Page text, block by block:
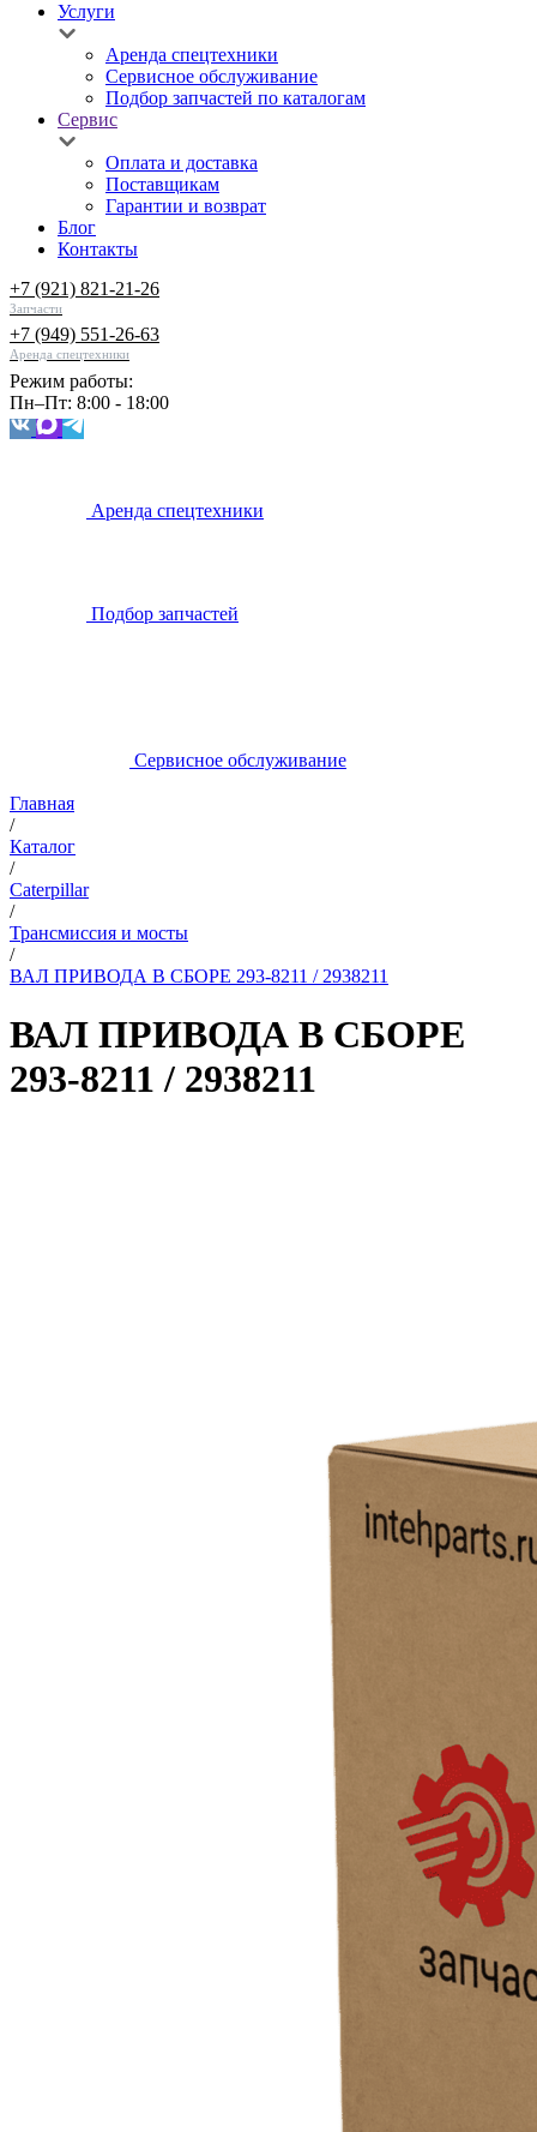
Услуги
Аренда спецтехники
Сервисное обслуживание
Подбор запчастей по каталогам
Сервис
Оплата и доставка
Поставщикам
Гарантии и возврат
Блог
Контакты
+7 (921) 821-21-26
Запчасти
+7 (949) 551-26-63
Аренда спецтехники
Режим работы:
Пн–Пт: 8:00 - 18:00
Аренда спецтехники
Подбор запчастей
Сервисное обслуживание
Главная
/
Каталог
/
Caterpillar
/
Трансмиссия и мосты
/
ВАЛ ПРИВОДА В СБОРЕ 293-8211 / 2938211
ВАЛ ПРИВОДА В СБОРЕ
293-8211 / 2938211